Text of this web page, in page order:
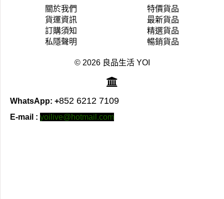
關於我們
貨運資訊
訂購須知
私隱聲明
特價貨品
最新貨品
精選貨品
暢銷貨品
© 2026 良品生活 YOI
WhatsApp: +852 6212 7109
E-mail : yoilive@hotmail.com